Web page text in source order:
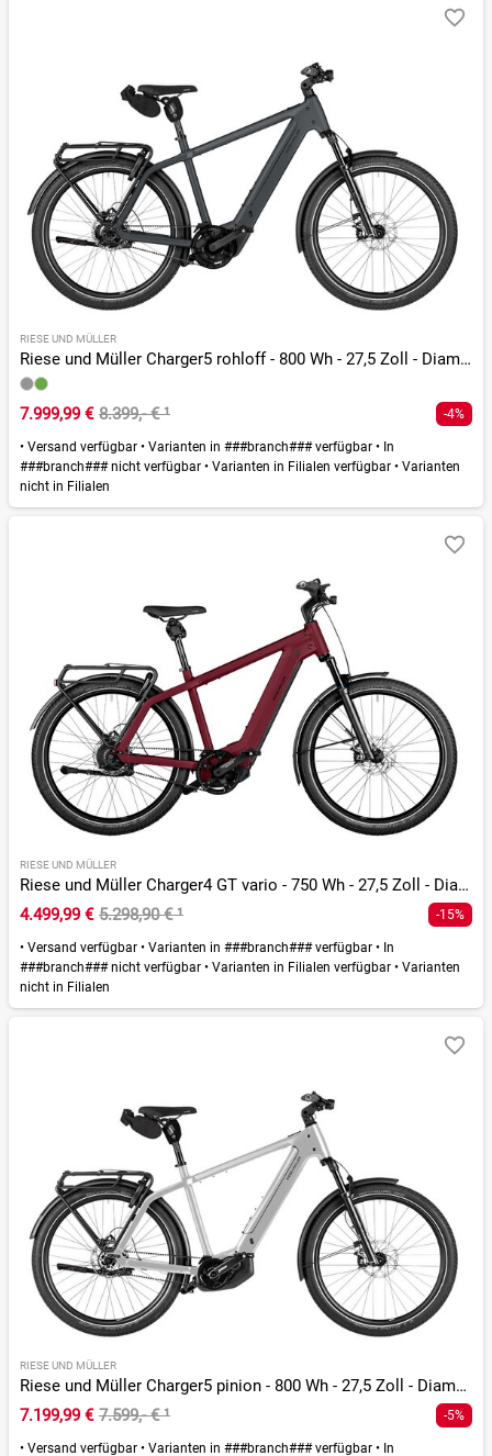
RIESE UND MÜLLER
Riese und Müller Charger5 rohloff - 800 Wh - 27,5 Zoll - Diamant - 2026
7.999,99 € 8.399,- €¹ -4%
• Versand verfügbar • Varianten in ###branch### verfügbar • In
###branch### nicht verfügbar • Varianten in Filialen verfügbar • Varianten
nicht in Filialen
RIESE UND MÜLLER
Riese und Müller Charger4 GT vario - 750 Wh - 27,5 Zoll - Diamant - 2026
4.499,99 € 5.298,90 €¹ -15%
• Versand verfügbar • Varianten in ###branch### verfügbar • In
###branch### nicht verfügbar • Varianten in Filialen verfügbar • Varianten
nicht in Filialen
RIESE UND MÜLLER
Riese und Müller Charger5 pinion - 800 Wh - 27,5 Zoll - Diamant - 2026
7.199,99 € 7.599,- €¹ -5%
• Versand verfügbar • Varianten in ###branch### verfügbar • In